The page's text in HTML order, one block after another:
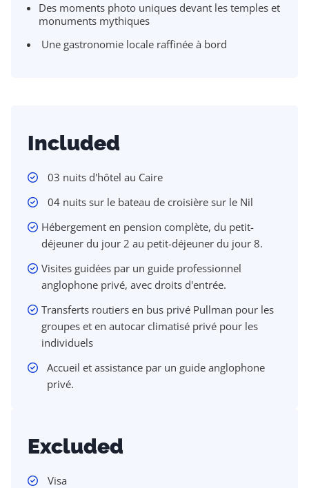
Des moments photo uniques devant les temples et
monuments mythiques
Une gastronomie locale raffinée à bord
Included
03 nuits d'hôtel au Caire
04 nuits sur le bateau de croisière sur le Nil
Hébergement en pension complète, du petit-
déjeuner du jour 2 au petit-déjeuner du jour 8.
Visites guidées par un guide professionnel
anglophone privé, avec droits d'entrée.
Transferts routiers en bus privé Pullman pour les
groupes et en autocar climatisé privé pour les
individuels
Accueil et assistance par un guide anglophone
privé.
Excluded
Visa